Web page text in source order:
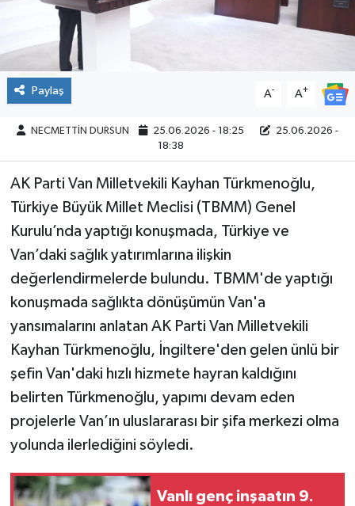
Paylaş A- A+
NECMETTİN DURSUN 25.06.2026 - 18:25
25.06.2026 -
18:38
AK Parti Van Milletvekili Kayhan Türkmenoğlu,
Türkiye Büyük Millet Meclisi (TBMM) Genel
Kurulu’nda yaptığı konuşmada, Türkiye ve
Van’daki sağlık yatırımlarına ilişkin
değerlendirmelerde bulundu. TBMM'de yaptığı
konuşmada sağlıkta dönüşümün Van'a
yansımalarını anlatan AK Parti Van Milletvekili
Kayhan Türkmenoğlu, İngiltere'den gelen ünlü bir
şefin Van'daki hızlı hizmete hayran kaldığını
belirten Türkmenoğlu, yapımı devam eden
projelerle Van’ın uluslararası bir şifa merkezi olma
yolunda ilerlediğini söyledi.
Vanlı genç inşaatın 9.